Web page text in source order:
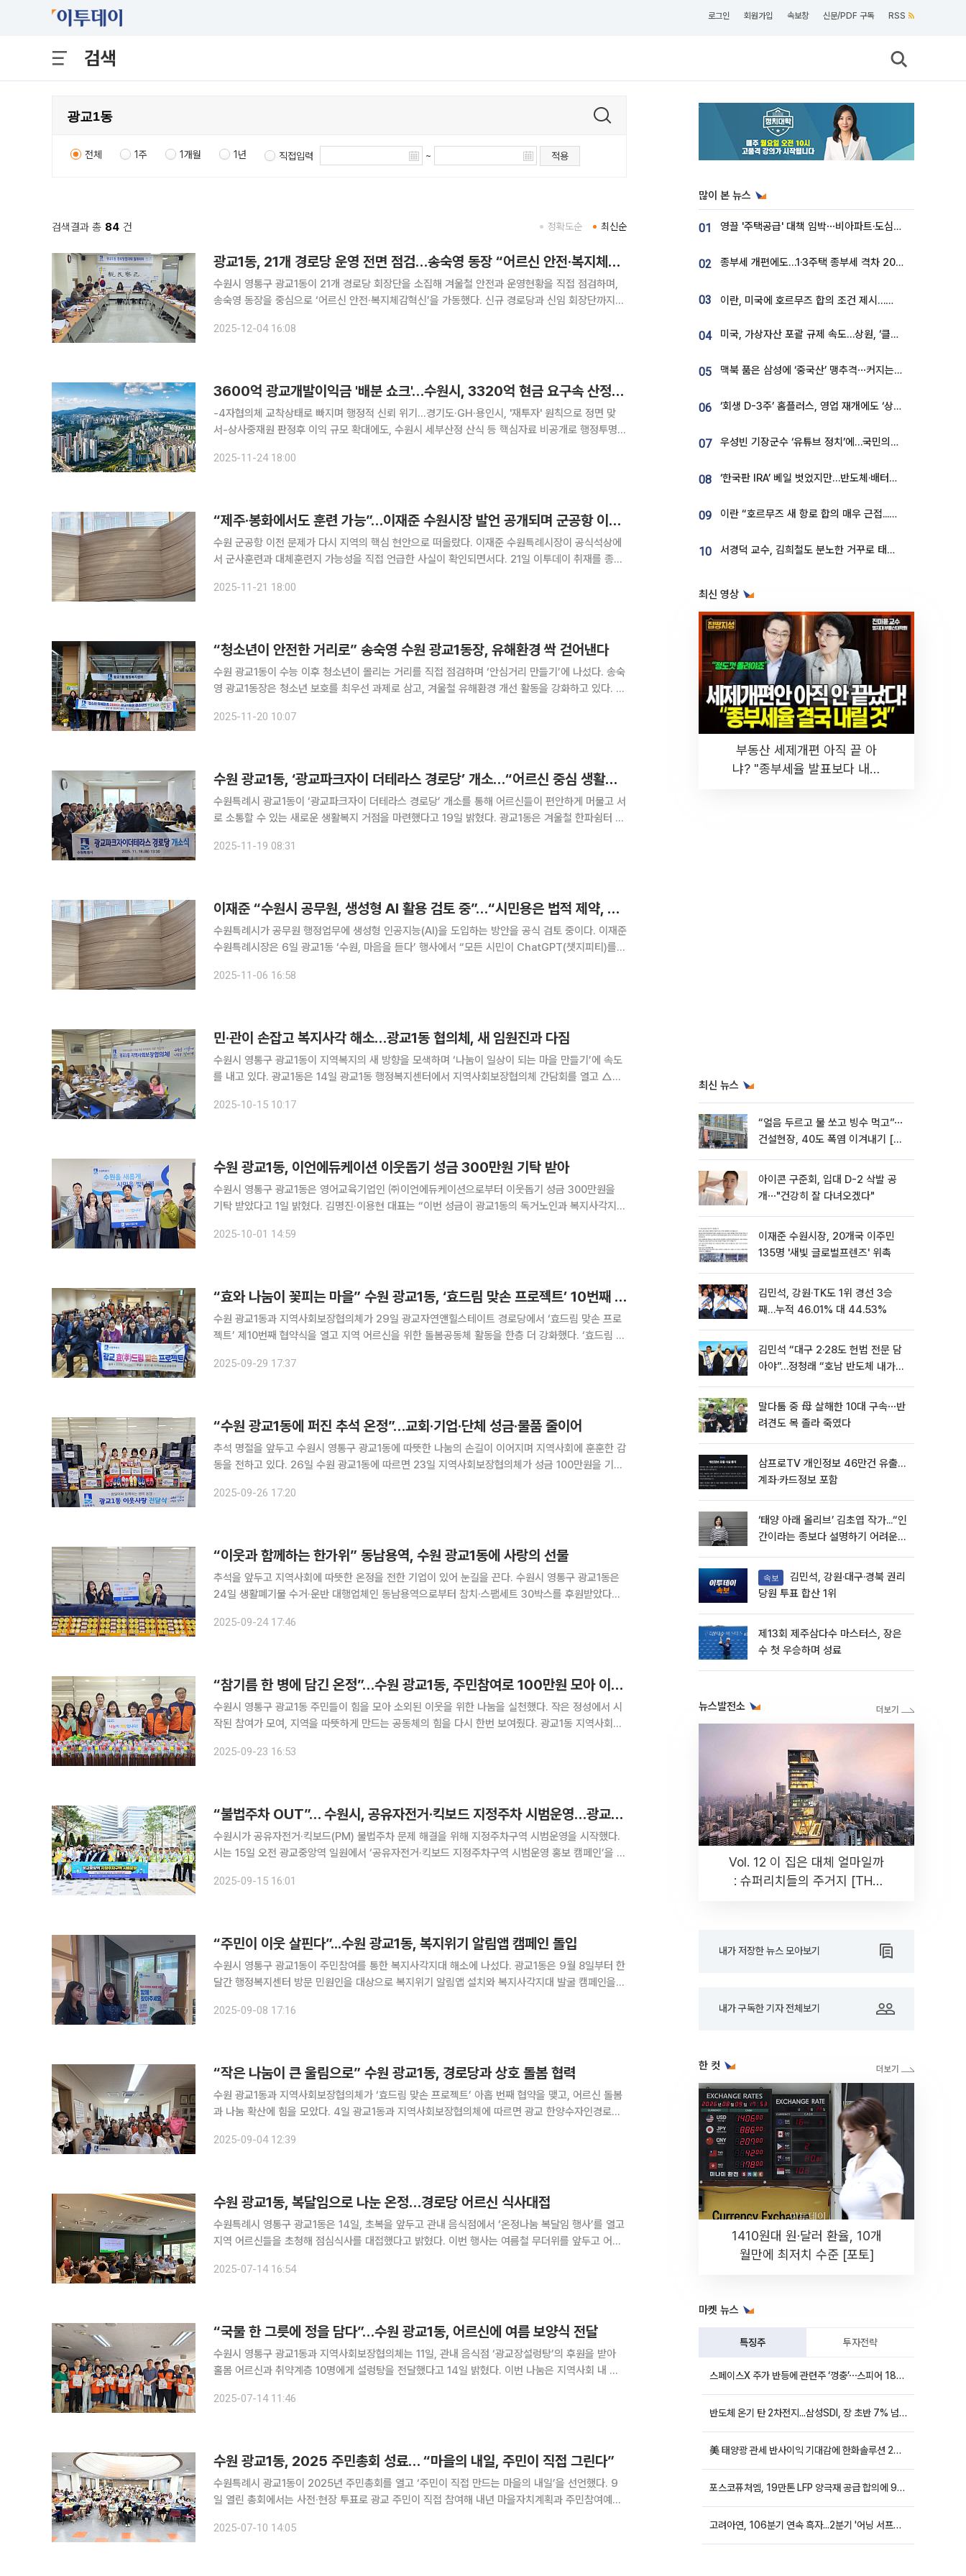
로그인 회원가입 속보창 신문/PDF 구독 RSS
검색
전체 1주 1개월 1년 직접입력 ~ 적용
검색결과 총 84 건 최신순
정확도순
광교1동, 21개 경로당 운영 전면 점검…송숙영 동장 “어르신 안전·복지체감혁신 이끌겠다”
수원시 영통구 광교1동이 21개 경로당 회장단을 소집해 겨울철 안전과 운영현황을 직접 점검하며,
송숙영 동장을 중심으로 ‘어르신 안전·복지체감혁신’을 가동했다. 신규 경로당과 신임 회장단까지
2025-12-04 16:08
3600억 광교개발이익금 '배분 쇼크'…수원시, 3320억 현금 요구속 산정근거 '빗장'
-4자협의체 교착상태로 빠지며 행정적 신뢰 위기...경기도·GH·용인시, '재투자' 원칙으로 정면 맞
서-상사중재원 판정후 이익 규모 확대에도, 수원시 세부산정 산식 등 핵심자료 비공개로 행정투명성
수원 광교신도시 택지개발사업 잔여 개발이익금 약 3600억원
2025-11-24 18:00
“제주·봉화에서도 훈련 가능”…이재준 수원시장 발언 공개되며 군공항 이전 논란 다시 확대
수원 군공항 이전 문제가 다시 지역의 핵심 현안으로 떠올랐다. 이재준 수원특례시장이 공식석상에
서 군사훈련과 대체훈련지 가능성을 직접 언급한 사실이 확인되면서다. 21일 이투데이 취재를 종합
학부모, 경기도의원, 수원시의원, 시 기획조정실장, 영통구청장,
2025-11-21 18:00
“청소년이 안전한 거리로” 송숙영 수원 광교1동장, 유해환경 싹 걷어낸다
수원 광교1동이 수능 이후 청소년이 몰리는 거리를 직접 점검하며 ‘안심거리 만들기’에 나섰다. 송숙
영 광교1동장은 청소년 보호를 최우선 과제로 삼고, 겨울철 유해환경 개선 활동을 강화하고 있다. 광
2025-11-20 10:07
수원 광교1동, ‘광교파크자이 더테라스 경로당’ 개소…“어르신 중심 생활복지 거점 마련”
수원특례시 광교1동이 ‘광교파크자이 더테라스 경로당’ 개소를 통해 어르신들이 편안하게 머물고 서
로 소통할 수 있는 새로운 생활복지 거점을 마련했다고 19일 밝혔다. 광교1동은 겨울철 한파쉼터 운
뜻하게 생활할 수 있도록 현장 중심의 복지행정을 강화한다는 방침이다.
2025-11-19 08:31
이재준 “수원시 공무원, 생성형 AI 활용 검토 중”…“시민용은 법적 제약, 내부부터 도입”
수원특례시가 공무원 행정업무에 생성형 인공지능(AI)을 도입하는 방안을 공식 검토 중이다. 이재준
수원특례시장은 6일 광교1동 ‘수원, 마음을 듣다’ 행사에서 “모든 시민이 ChatGPT(챗지피티)를
서 공무원들이 업무에 AI를 활용할 수 있는 방안을 마련하라고
2025-11-06 16:58
민·관이 손잡고 복지사각 해소…광교1동 협의체, 새 임원진과 다짐
수원시 영통구 광교1동이 지역복지의 새 방향을 모색하며 ‘나눔이 일상이 되는 마을 만들기’에 속도
를 내고 있다. 광교1동은 14일 광교1동 행정복지센터에서 지역사회보장협의체 간담회를 열고 △복
일 밝혔다. 이날 회의에서는 협의체 임원진을 새롭게 선출하고, 민·관
2025-10-15 10:17
수원 광교1동, 이언에듀케이션 이웃돕기 성금 300만원 기탁 받아
수원시 영통구 광교1동은 영어교육기업인 ㈜이언에듀케이션으로부터 이웃돕기 성금 300만원을
기탁 받았다고 1일 밝혔다. 김명진·이용현 대표는 “이번 성금이 광교1동의 독거노인과 복지사각지대
통해 어려운 이웃들이 따뜻한 명절을 보낼 수 있도록 지원하겠다”며 “앞
2025-10-01 14:59
“효와 나눔이 꽃피는 마을” 수원 광교1동, ‘효드림 맞손 프로젝트’ 10번째 협약
수원 광교1동과 지역사회보장협의체가 29일 광교자연앤힐스테이트 경로당에서 ‘효드림 맞손 프로
젝트’ 제10번째 협약식을 열고 지역 어르신을 위한 돌봄공동체 활동을 한층 더 강화했다. ‘효드림 맞
추진되는 사업이다. 협의체와 경로당이 손을 맞잡고 정기 방
2025-09-29 17:37
“수원 광교1동에 퍼진 추석 온정”…교회·기업·단체 성금·물품 줄이어
추석 명절을 앞두고 수원시 영통구 광교1동에 따뜻한 나눔의 손길이 이어지며 지역사회에 훈훈한 감
동을 전하고 있다. 26일 수원 광교1동에 따르면 23일 지역사회보장협의체가 성금 100만원을 기탁
2025-09-26 17:20
“이웃과 함께하는 한가위” 동남용역, 수원 광교1동에 사랑의 선물
추석을 앞두고 지역사회에 따뜻한 온정을 전한 기업이 있어 눈길을 끈다. 수원시 영통구 광교1동은
24일 생활폐기물 수거·운반 대행업체인 동남용역으로부터 참치·스팸세트 30박스를 후원받았다고
2025-09-24 17:46
“참기름 한 병에 담긴 온정”…수원 광교1동, 주민참여로 100만원 모아 이웃사랑 실천
수원시 영통구 광교1동 주민들이 힘을 모아 소외된 이웃을 위한 나눔을 실천했다. 작은 정성에서 시
작된 참여가 모여, 지역을 따뜻하게 만드는 공동체의 힘을 다시 한번 보여줬다. 광교1동 지역사회보
혔다. 협의체는 이번 기금을 활용해 맞손 협약, 취약계층 돌봄,
2025-09-23 16:53
“불법주차 OUT”… 수원시, 공유자전거·킥보드 지정주차 시범운영…광교역서 시민 홍보
수원시가 공유자전거·킥보드(PM) 불법주차 문제 해결을 위해 지정주차구역 시범운영을 시작했다.
시는 15일 오전 광교중앙역 일원에서 ‘공유자전거·킥보드 지정주차구역 시범운영 홍보 캠페인’을 열
안전교통국장, 수원영통경찰서 경찰관, 삼운회 교통봉사대, 남부녹색
2025-09-15 16:01
“주민이 이웃 살핀다”...수원 광교1동, 복지위기 알림앱 캠페인 돌입
수원시 영통구 광교1동이 주민참여를 통한 복지사각지대 해소에 나섰다. 광교1동은 9월 8일부터 한
달간 행정복지센터 방문 민원인을 대상으로 복지위기 알림앱 설치와 복지사각지대 발굴 캠페인을
2025-09-08 17:16
“작은 나눔이 큰 울림으로” 수원 광교1동, 경로당과 상호 돌봄 협력
수원 광교1동과 지역사회보장협의체가 ‘효드림 맞손 프로젝트’ 아홉 번째 협약을 맺고, 어르신 돌봄
과 나눔 확산에 힘을 모았다. 4일 광교1동과 지역사회보장협의체에 따르면 광교 한양수자인경로당
한다. ‘효드림 맞손 프로젝트’는 어르신을 공경하는 ‘효(孝)’의
2025-09-04 12:39
수원 광교1동, 복달임으로 나눈 온정…경로당 어르신 식사대접
수원특례시 영통구 광교1동은 14일, 초복을 앞두고 관내 음식점에서 ‘온정나눔 복달임 행사’를 열고
지역 어르신들을 초청해 점심식사를 대접했다고 밝혔다. 이번 행사는 여름철 무더위를 앞두고 어르
주민자치회 위원들이 함께 참석해 정성스럽게 차려진 식사를 나누며 어
2025-07-14 16:54
“국물 한 그릇에 정을 담다”…수원 광교1동, 어르신에 여름 보양식 전달
수원시 영통구 광교1동과 지역사회보장협의체는 11일, 관내 음식점 ‘광교장설렁탕’의 후원을 받아
홀몸 어르신과 취약계층 10명에게 설렁탕을 전달했다고 14일 밝혔다. 이번 나눔은 지역사회 내 나
들과 협의체 위원들이 함께 어르신 가정을 방문해 설렁탕을 전달하고
2025-07-14 11:46
수원 광교1동, 2025 주민총회 성료… “마을의 내일, 주민이 직접 그린다”
수원특례시 광교1동이 2025년 주민총회를 열고 ‘주민이 직접 만드는 마을의 내일’을 선언했다. 9
일 열린 총회에서는 사전·현장 투표로 광교 주민이 직접 참여해 내년 마을자치계획과 주민참여예산
자리가 아니라 ‘진짜 민주주의’를 실천하는 실험무대가 됐다. 광교1
2025-07-10 14:05
많이 본 뉴스
01 영끌 '주택공급' 대책 임박⋯비아파트·도심복합까지 총동원
02 종부세 개편에도…1·3주택 종부세 격차 2028년부터 확대
03 이란, 미국에 호르무즈 합의 조건 제시…美 “경기 아직 안 끝나” [종합]
04 미국, 가상자산 포괄 규제 속도…상원, ‘클래리티법’ 9월 절차투표 추진
05 맥북 품은 삼성에 ‘중국산’ 맹추격⋯커지는 노트북 OLED 시장
06 ‘회생 D-3주’ 홈플러스, 영업 재개에도 ‘상품 공급망’ 복구가 생존 관건
07 우성빈 기장군수 ‘유튜브 정치’에…국민의힘 군의원들 집단 반발
08 ‘한국판 IRA’ 베일 벗었지만…반도체·배터리 업계 “시행령이 관건”
09 이란 “호르무즈 새 항로 합의 매우 근접...미국 배상 먼저”
10 서경덕 교수, 김희철도 분노한 거꾸로 태극기⋯"엉터리는 아냐, 아쉬울 뿐"
최신 영상
부동산 세제개편 아직 끝 아
냐? "종부세율 발표보다 내릴
최신 뉴스
“얼음 두르고 물 쏘고 빙수 먹고”⋯
건설현장, 40도 폭염 이겨내기 [르
아이콘 구준회, 입대 D-2 삭발 공
개⋯"건강히 잘 다녀오겠다"
이재준 수원시장, 20개국 이주민
135명 '새빛 글로벌프렌즈' 위촉
김민석, 강원·TK도 1위 경선 3승
째…누적 46.01% 대 44.53%
김민석 “대구 2·28도 헌법 전문 담
아야”…정청래 “호남 반도체 내가
말다툼 중 母 살해한 10대 구속⋯반
려견도 목 졸라 죽였다
삼프로TV 개인정보 46만건 유출…
계좌·카드정보 포함
‘태양 아래 올리브’ 김초엽 작가...“인
간이라는 종보다 설명하기 어려운
뷰]
속보
당원 투표 합산 1위
제13회 제주삼다수 마스터스, 장은
수 첫 우승하며 성료
뉴스발전소
Vol. 12 이 집은 대체 얼마일까
: 슈퍼리치들의 주거지 [THE
내가 저장한 뉴스 모아보기
내가 구독한 기자 전체보기
한 컷
1410원대 원·달러 환율, 10개
월만에 최저치 수준 [포토]
마켓 뉴스
특징주 투자전략
스페이스X 주가 반등에 관련주 ‘껑충’⋯스피어 18%ㆍ에이치브이엠 12%↑
반도체 온기 탄 2차전지...삼성SDI, 장 초반 7% 넘게 껑충
美 태양광 관세 반사이익 기대감에 한화솔루션 20%대·OCI홀딩스 14%대 급등
포스코퓨처엠, 19만톤 LFP 양극재 공급 합의에 9%대 강세
고려아연, 106분기 연속 흑자...2분기 '어닝 서프라이즈'에 장 초반 12%대 강세